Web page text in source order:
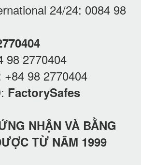
24/24: 0084 98
98 2770404
+84 98 2770404
FactorySafes
NHẬN VÀ BẰNG
TỪ NĂM 1999